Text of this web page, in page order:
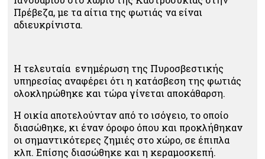
Πρέβεζα, με τα αίτια της φωτιάς να είναι
αδιευκρίνιστα.
Η τελευταία ενημέρωση της Πυροσβεστικής
υπηρεσίας αναφέρει ότι η κατάσβεση της φωτιάς
ολοκληρώθηκε και τώρα γίνεται αποκάθαρση.
Η οικία αποτελούνταν από το ισόγειο, το οποίο
διασώθηκε, κι έναν όροφο όπου και προκλήθηκαν
οι σημαντικότερες ζημιές στο χώρο, σε έπιπλα
κλπ. Επίσης διασώθηκε και η κεραμοσκεπή.